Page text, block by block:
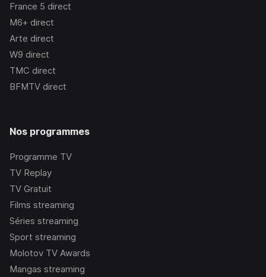
France 5 direct
M6+ direct
Arte direct
W9 direct
TMC direct
BFMTV direct
Nos programmes
Programme TV
TV Replay
TV Gratuit
Films streaming
Séries streaming
Sport streaming
Molotov TV Awards
Mangas streaming